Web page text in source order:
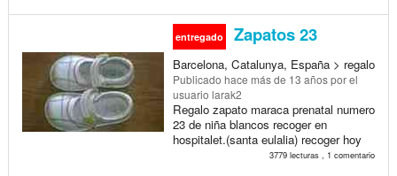
entregado Zapatos 23
Barcelona, Catalunya, España > regalo
Publicado hace más de 13 añospor el
usuario larak2
Regalo zapato maraca prenatal numero
23 de niña blancos recoger en
hospitalet.(santa eulalia) recoger hoy
3779 lecturas , 1 comentario